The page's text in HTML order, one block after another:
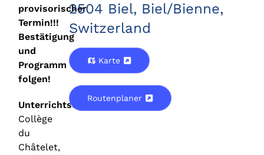
provisorischer
Termin!!!
Bestätigung
und
Programm
folgen!
Unterrichtsort
Collège
du
Châtelet,
2504 Biel, Biel/Bienne,
Switzerland
Karte
Routenplaner